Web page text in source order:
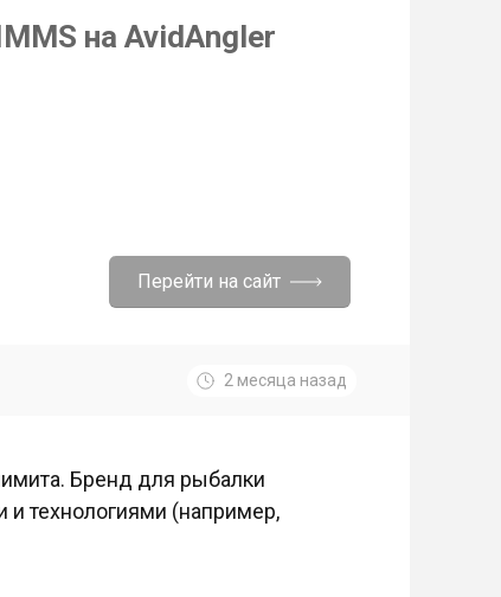
на AvidAngler
Перейти на сайт
2 месяца назад
Бренд для рыбалки
и технологиями (например,